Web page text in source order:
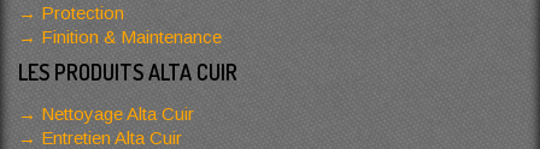
Protection
Finition & Maintenance
LES PRODUITS ALTA CUIR
Nettoyage Alta Cuir
Entretien Alta Cuir